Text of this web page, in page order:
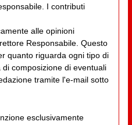
I contributi
alle opinioni
Responsabile. Questo
quanto riguarda ogni tipo di
composizione di eventuali
tramite l'e-mail sotto
esclusivamente